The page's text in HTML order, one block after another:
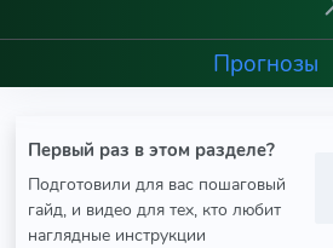
Прогнозы
Первый раз в этом разделе?
Подготовили для вас пошаговый
гайд, и видео для тех, кто любит
наглядные инструкции